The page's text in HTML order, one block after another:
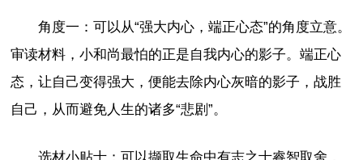
角度一：可以从“强大内心，端正心态”的角度立意。
审读材料，小和尚最怕的正是自我内心的影子。端正心
态，让自己变得强大，便能去除内心灰暗的影子，战胜
自己，从而避免人生的诸多“悲剧”。